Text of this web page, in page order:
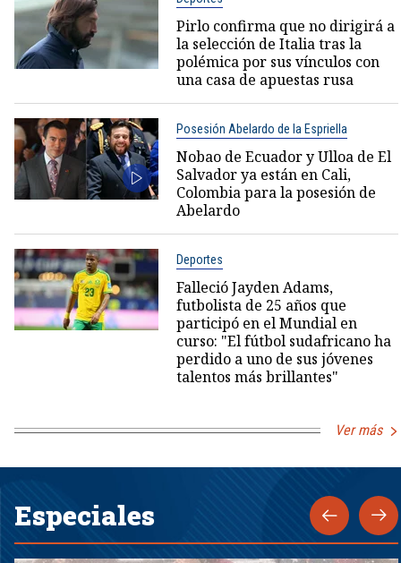
Pirlo confirma que no dirigirá a
la selección de Italia tras la
polémica por sus vínculos con
una casa de apuestas rusa
Posesión Abelardo de la Espriella
Nobao de Ecuador y Ulloa de El
Salvador ya están en Cali,
Colombia para la posesión de
Abelardo
Deportes
Falleció Jayden Adams,
futbolista de 25 años que
participó en el Mundial en
curso: "El fútbol sudafricano ha
perdido a uno de sus jóvenes
talentos más brillantes"
Ver más
Especiales